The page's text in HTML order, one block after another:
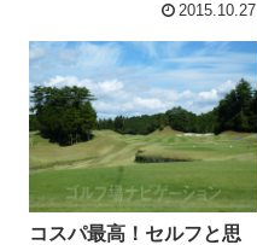
2015.10.27
コスパ最高！セルフと思